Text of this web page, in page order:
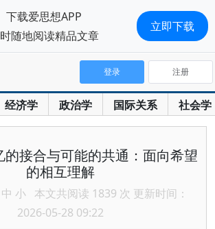
经济学 政治学 国际关系 社会学
登录 注册
的接合与可能的共通：面向希望
的相互理解
中 小 本文共阅读 1839 次 更新时间：
2026-05-28 09:22
下载爱思想APP
随地阅读精品文章
立即下载